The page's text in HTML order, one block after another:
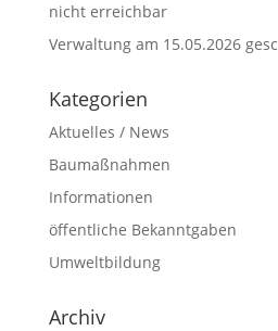
nicht erreichbar
Verwaltung am 15.05.2026
Kategorien
Aktuelles / News
Baumaßnahmen
Informationen
öffentliche Bekanntgaben
Umweltbildung
Archiv